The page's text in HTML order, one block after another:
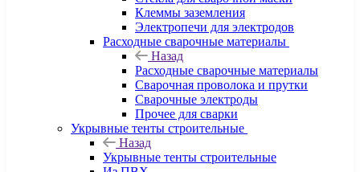
Клеммы заземления
Электропечи для электродов
Расходные сварочные материалы
Назад
Расходные сварочные материалы
Сварочная проволока и прутки
Сварочные электроды
Прочее для сварки
Укрывные тенты строительные
Назад
Укрывные тенты строительные